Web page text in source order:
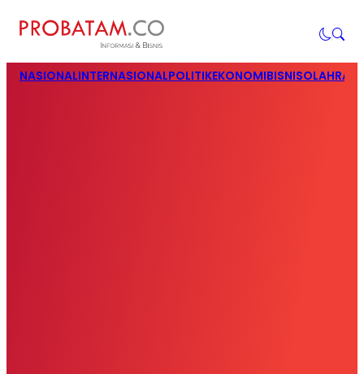
NASIONALINTERNASIONALPOLITIKEKONOMIBISNIS